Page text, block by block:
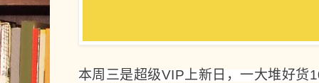
本周三是超级VIP上新日，一大堆好货